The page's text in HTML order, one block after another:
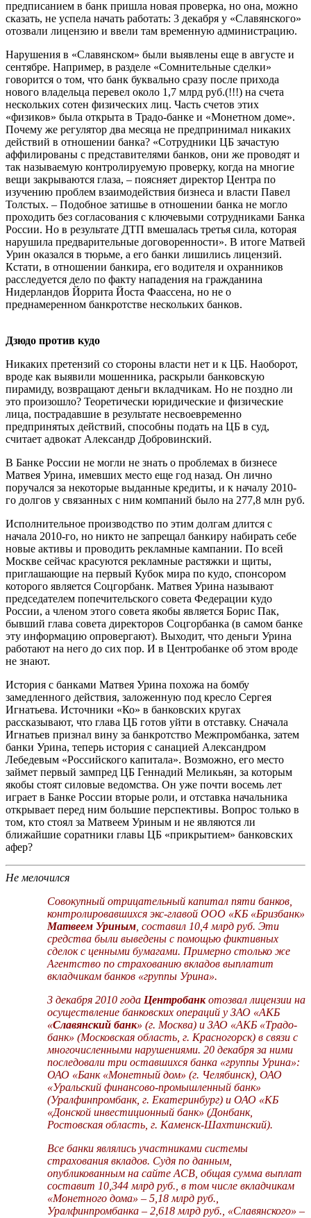
предписанием в банк пришла новая проверка, но она, можно
сказать, не успела начать работать: 3 декабря у «Славянского»
отозвали лицензию и ввели там временную администрацию.
Нарушения в «Славянском» были выявлены еще в августе и
сентябре. Например, в разделе «Сомнительные сделки»
говорится о том, что банк буквально сразу после прихода
нового владельца перевел около 1,7 млрд руб.(!!!) на счета
нескольких сотен физических лиц. Часть счетов этих
«физиков» была открыта в Традо-банке и «Монетном доме».
Почему же регулятор два месяца не предпринимал никаких
действий в отношении банка? «Сотрудники ЦБ зачастую
аффилированы с представителями банков, они же проводят и
так называемую контролируемую проверку, когда на многие
вещи закрываются глаза, – поясняет директор Центра по
изучению проблем взаимодействия бизнеса и власти Павел
Толстых. – Подобное затишье в отношении банка не могло
проходить без согласования с ключевыми сотрудниками Банка
России. Но в результате ДТП вмешалась третья сила, которая
нарушила предварительные договоренности». В итоге Матвей
Урин оказался в тюрьме, а его банки лишились лицензий.
Кстати, в отношении банкира, его водителя и охранников
расследуется дело по факту нападения на гражданина
Нидерландов Йоррита Йоста Фаассена, но не о
преднамеренном банкротстве нескольких банков.
Дзюдо против кудо
Никаких претензий со стороны власти нет и к ЦБ. Наоборот,
вроде как выявили мошенника, раскрыли банковскую
пирамиду, возвращают деньги вкладчикам. Но не поздно ли
это произошло? Теоретически юридические и физические
лица, пострадавшие в результате несвоевременно
предпринятых действий, способны подать на ЦБ в суд,
считает адвокат Александр Добровинский.
В Банке России не могли не знать о проблемах в бизнесе
Матвея Урина, имевших место еще год назад. Он лично
поручался за некоторые выданные кредиты, и к началу 2010-
го долгов у связанных с ним компаний было на 277,8 млн руб.
Исполнительное производство по этим долгам длится с
начала 2010-го, но никто не запрещал банкиру набирать себе
новые активы и проводить рекламные кампании. По всей
Москве сейчас красуются рекламные растяжки и щиты,
приглашающие на первый Кубок мира по кудо, спонсором
которого является Соцгорбанк. Матвея Урина называют
председателем попечительского совета Федерации кудо
России, а членом этого совета якобы является Борис Пак,
бывший глава совета директоров Соцгорбанка (в самом банке
эту информацию опровергают). Выходит, что деньги Урина
работают на него до сих пор. И в Центробанке об этом вроде
не знают.
История с банками Матвея Урина похожа на бомбу
замедленного действия, заложенную под кресло Сергея
Игнатьева. Источники «Ко» в банковских кругах
рассказывают, что глава ЦБ готов уйти в отставку. Сначала
Игнатьев признал вину за банкротство Межпромбанка, затем
банки Урина, теперь история с санацией Александром
Лебедевым «Российского капитала». Возможно, его место
займет первый зампред ЦБ Геннадий Меликьян, за которым
якобы стоят силовые ведомства. Он уже почти восемь лет
играет в Банке России вторые роли, и отставка начальника
открывает перед ним большие перспективы. Вопрос только в
том, кто стоял за Матвеем Уриным и не являются ли
ближайшие соратники главы ЦБ «прикрытием» банковских
афер?
Не мелочился
Совокупный отрицательный капитал пяти банков,
контролировавшихся экс-главой ООО «КБ «Бризбанк»
Матвеем Уриным , составил 10,4 млрд руб. Эти
средства были выведены с помощью фиктивных
сделок с ценными бумагами. Примерно столько же
Агентство по страхованию вкладов выплатит
вкладчикам банков «группы Урина».
3 декабря 2010 года Центробанкотозвал лицензии на
осуществление банковских операций у ЗАО «АКБ
«Славянский банк» (г. Москва) и ЗАО «АКБ «Традо-
банк» (Московская область, г. Красногорск) в связи с
многочисленными нарушениями. 20 декабря за ними
последовали три оставшихся банка «группы Урина»:
ОАО «Банк «Монетный дом» (г. Челябинск), ОАО
«Уральский финансово-промышленный банк»
(Уралфинпромбанк, г. Екатеринбург) и ОАО «КБ
«Донской инвестиционный банк» (Донбанк,
Ростовская область, г. Каменск-Шахтинский).
Все банки являлись участниками системы
страхования вкладов. Судя по данным,
опубликованным на сайте АСВ, общая сумма выплат
составит 10,344 млрд руб., в том числе вкладчикам
«Монетного дома» – 5,18 млрд руб.,
Уралфинпромбанка – 2,618 млрд руб., «Славянского» –